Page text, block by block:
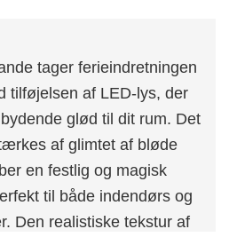
tager ferieindretningen
tilføjelsen af ​​LED-lys, der
glød til dit rum. Det
af glimtet af bløde
en festlig og magisk
til både indendørs og
Den realistiske tekstur af